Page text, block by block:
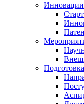
Инновации